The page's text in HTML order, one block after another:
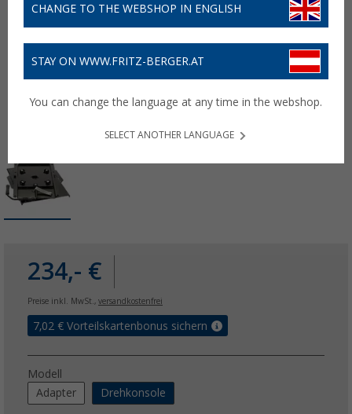
234,- €
Preise inkl. MwSt., versandkostenfrei
7,02 € Vorteilskartenbonus sichern
Modell
Adapter
Drehkonsole
CHANGE TO THE WEBSHOP IN ENGLISH
STAY ON WWW.FRITZ-BERGER.AT
You can change the language at any time in the webshop.
SELECT ANOTHER LANGUAGE